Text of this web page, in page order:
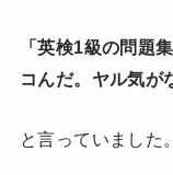
「英検1級の問題
コんだ。ヤル気が
と言っていました。